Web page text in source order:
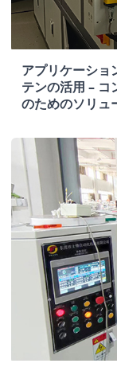
アプリケーシ
テンの活用 – コ
のためのソリュ